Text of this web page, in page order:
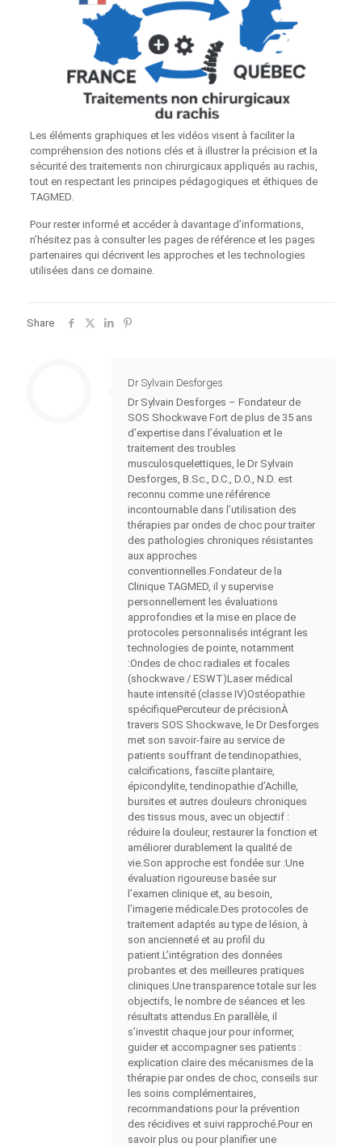
Les éléments graphiques et les vidéos visent à faciliter la
compréhension des notions clés et à illustrer la précision et la
sécurité des traitements non chirurgicaux appliqués au rachis,
tout en respectant les principes pédagogiques et éthiques de
TAGMED.
Pour rester informé et accéder à davantage d’informations,
n’hésitez pas à consulter les pages de référence et les pages
partenaires qui décrivent les approches et les technologies
utilisées dans ce domaine.
Share
Dr Sylvain Desforges
Dr Sylvain Desforges – Fondateur de
SOS Shockwave Fort de plus de 35 ans
d’expertise dans l’évaluation et le
traitement des troubles
musculosquelettiques, le Dr Sylvain
Desforges, B.Sc., D.C., D.O., N.D. est
reconnu comme une référence
incontournable dans l’utilisation des
thérapies par ondes de choc pour traiter
des pathologies chroniques résistantes
aux approches
conventionnelles.Fondateur de la
Clinique TAGMED, il y supervise
personnellement les évaluations
approfondies et la mise en place de
protocoles personnalisés intégrant les
technologies de pointe, notamment
:Ondes de choc radiales et focales
(shockwave / ESWT)Laser médical
haute intensité (classe IV)Ostéopathie
spécifiquePercuteur de précisionÀ
travers SOS Shockwave, le Dr Desforges
met son savoir-faire au service de
patients souffrant de tendinopathies,
calcifications, fasciite plantaire,
épicondylite, tendinopathie d’Achille,
bursites et autres douleurs chroniques
des tissus mous, avec un objectif :
réduire la douleur, restaurer la fonction et
améliorer durablement la qualité de
vie.Son approche est fondée sur :Une
évaluation rigoureuse basée sur
l’examen clinique et, au besoin,
l’imagerie médicale.Des protocoles de
traitement adaptés au type de lésion, à
son ancienneté et au profil du
patient.L’intégration des données
probantes et des meilleures pratiques
cliniques.Une transparence totale sur les
objectifs, le nombre de séances et les
résultats attendus.En parallèle, il
s’investit chaque jour pour informer,
guider et accompagner ses patients :
explication claire des mécanismes de la
thérapie par ondes de choc, conseils sur
les soins complémentaires,
recommandations pour la prévention
des récidives et suivi rapproché.Pour en
savoir plus ou pour planifier une